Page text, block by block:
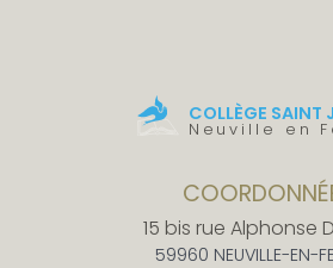
COLLÈGE SAINT
Neuville en
15 bis rue Alphonse
59960 NEUVILLE-EN-